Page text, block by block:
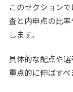
このセクション
査と内申点の比
します。
具体的な配点や
重点的に伸ばすべ